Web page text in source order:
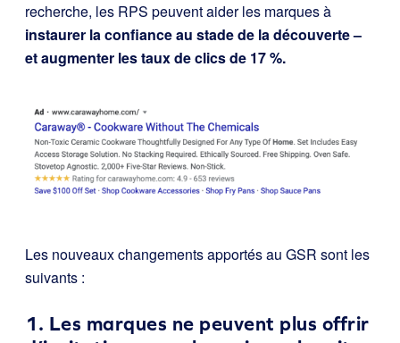
recherche, les RPS peuvent aider les marques à
instaurer la confiance au stade de la découverte –
et augmenter les taux de clics de 17 %.
Les nouveaux changements apportés au GSR sont les
suivants :
1. Les marques ne peuvent plus offrir